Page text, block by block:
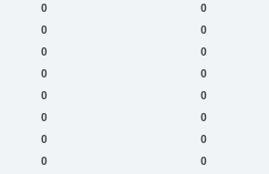
0 0
0 0
0 0
0 0
0 0
0 0
0 0
0 0